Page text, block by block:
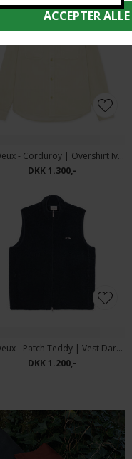
Les Deux - Corduroy | Overshirt Ivory
DKK 1.300,-
Les Deux - Patch Teddy | Vest Dark Navy
DKK 1.200,-